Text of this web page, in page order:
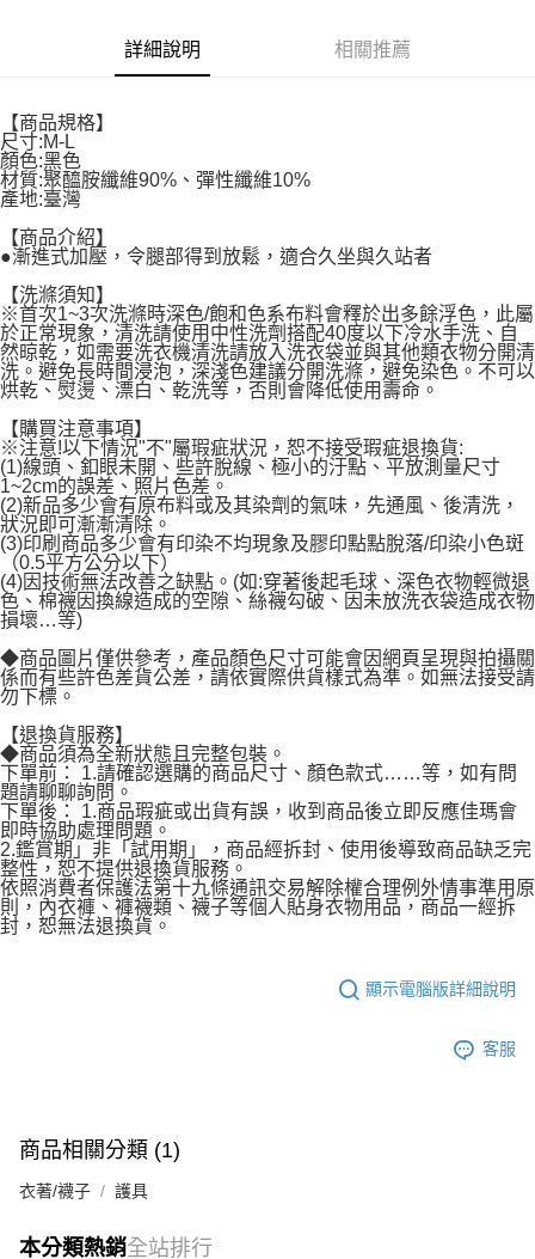
每筆NT$60，滿NT$599(含以上)免運費
每筆NT$60，滿NT$599(含以上)免運費
宅配
每筆NT$120，滿NT$1,999(含以上)免運費
詳細說明 相關推薦
【商品規格】
尺寸:M-L
顏色:黑色
材質:聚醯胺纖維90%、彈性纖維10%
產地:臺灣
【商品介紹】
●漸進式加壓，令腿部得到放鬆，適合久坐與久站者
【洗滌須知】
※首次1~3次洗滌時深色/飽和色系布料會釋於出多餘浮色，此屬
於正常現象，清洗請使用中性洗劑搭配40度以下冷水手洗、自
然晾乾，如需要洗衣機清洗請放入洗衣袋並與其他類衣物分開清
洗。避免長時間浸泡，深淺色建議分開洗滌，避免染色。不可以
烘乾、熨燙、漂白、乾洗等，否則會降低使用壽命。
【購買注意事項】
※注意!以下情況"不"屬瑕疵狀況，恕不接受瑕疵退換貨:
(1)線頭、釦眼未開、些許脫線、極小的汙點、平放測量尺寸
1~2cm的誤差、照片色差。
(2)新品多少會有原布料或及其染劑的氣味，先通風、後清洗，
狀況即可漸漸清除。
(3)印刷商品多少會有印染不均現象及膠印點點脫落/印染小色斑
（0.5平方公分以下）
(4)因技術無法改善之缺點。(如:穿著後起毛球、深色衣物輕微退
色、棉襪因換線造成的空隙、絲襪勾破、因未放洗衣袋造成衣物
損壞…等)
◆商品圖片僅供參考，產品顏色尺寸可能會因網頁呈現與拍攝關
係而有些許色差貨公差，請依實際供貨樣式為準。如無法接受請
勿下標。
【退換貨服務】
◆商品須為全新狀態且完整包裝。
下單前： 1.請確認選購的商品尺寸、顏色款式……等，如有問
題請聊聊詢問。
下單後： 1.商品瑕疵或出貨有誤，收到商品後立即反應佳瑪會
即時協助處理問題。
2.鑑賞期」非「試用期」，商品經拆封、使用後導致商品缺乏完
整性，恕不提供退換貨服務。
依照消費者保護法第十九條通訊交易解除權合理例外情事準用原
則，內衣褲、褲襪類、襪子等個人貼身衣物用品，商品一經拆
封，恕無法退換貨。
顯示電腦版詳細說明
客服
商品相關分類 (1)
衣著/襪子 護具
本分類熱銷全站排行